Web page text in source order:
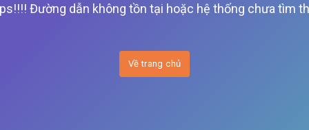
Đường dẫn không tồn tại hoặc hệ thống chưa tìm
Về trang chủ